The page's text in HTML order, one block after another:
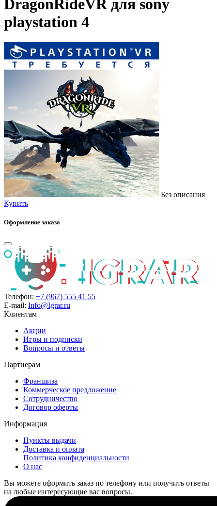
DragonRideVR для sony
playstation 4
Без описания
Купить
Оформление заказа
Телефон: +7 (967) 555 41 55
E-mail: Info@Igrar.ru
Клиентам
Акции
Игры и подписки
Вопросы и ответы
Партнерам
Франшиза
Коммерческое предложение
Сотрудничество
Договор оферты
Информация
Пункты выдачи
Доставка и оплата
Политика конфиденциальности
О нас
Вы можете оформить заказ по телефону или получить ответы
на любые интересующие вас вопросы.